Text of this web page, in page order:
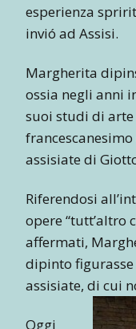
esperienza
invió ad Assisi.
Margherita
ossia negli anni
suoi studi di
assisiate di
Riferendosi
opere
affermati,
dipinto
assisiate, di cui
Oggi